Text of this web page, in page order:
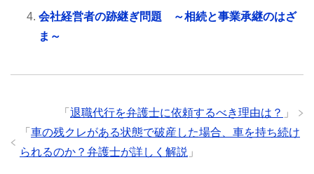
会社経営者の跡継ぎ問題 ～相続と事業承継のはざ
ま～
「 退職代行を弁護士に依頼するべき理由は？ 」
「 車の残クレがある状態で破産した場合、車を持ち続け
られるのか？弁護士が詳しく解説 」